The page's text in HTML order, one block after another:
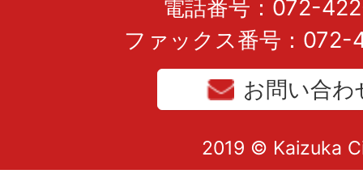
電話番号：072-
ファックス番号：
お問い合わ
2019 © Kaizuka